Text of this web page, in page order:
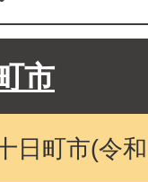
市
日町市(令